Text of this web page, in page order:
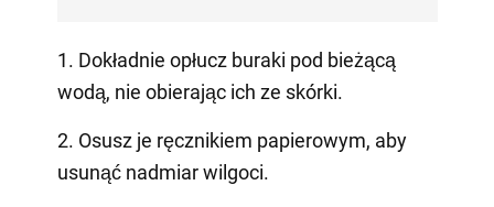
1. Dokładnie opłucz buraki pod bieżącą
wodą, nie obierając ich ze skórki.
2. Osusz je ręcznikiem papierowym, aby
usunąć nadmiar wilgoci.